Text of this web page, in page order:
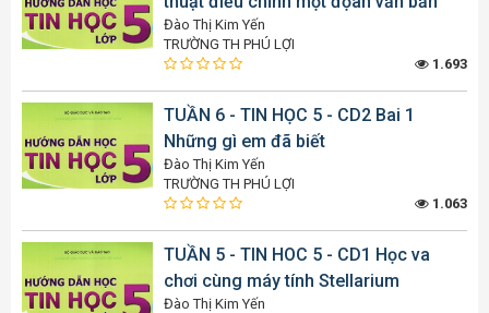
Đào Thị Kim Yến
TRƯỜNG TH PHÚ LỢI
1.693
TUẦN 6 - TIN HỌC 5 - CD2 Bai 1
Những gì em đã biết
Đào Thị Kim Yến
TRƯỜNG TH PHÚ LỢI
1.063
TUẦN 5 - TIN HOC 5 - CD1 Học va
chơi cùng máy tính Stellarium
Đào Thị Kim Yến